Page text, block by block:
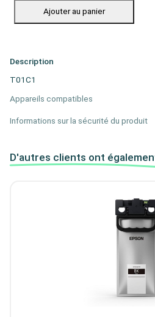
Ajouter au panier
Description
T01C1
Appareils compatibles
Informations sur la sécurité du produit
D'autres clients ont